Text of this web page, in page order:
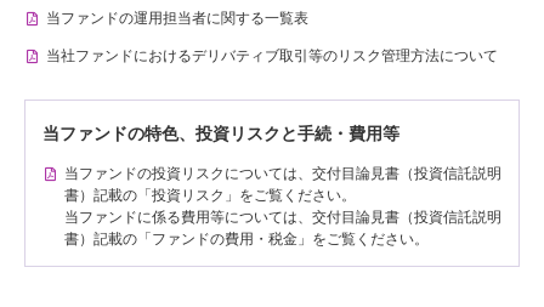
当ファンドの運用担当者に関する一覧表
当社ファンドにおけるデリバティブ取引等のリスク管理方法について
当ファンドの特色、投資リスクと手続・費用等
当ファンドの投資リスクについては、交付目論見書（投資信託説明
書）記載の「投資リスク」をご覧ください。
当ファンドに係る費用等については、交付目論見書（投資信託説明
書）記載の「ファンドの費用・税金」をご覧ください。